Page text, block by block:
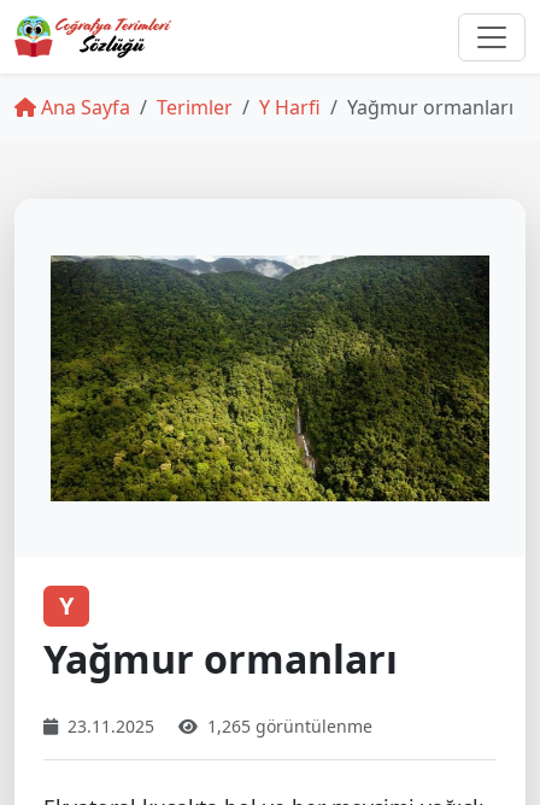
Ana Sayfa Terimler Y Harfi Yağmur ormanları
Y
Yağmur ormanları
23.11.2025 1,265 görüntülenme